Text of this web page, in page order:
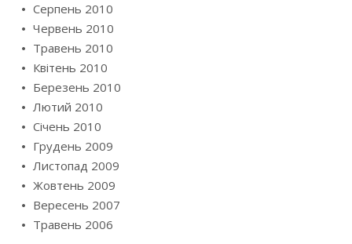
Серпень 2010
Червень 2010
Травень 2010
Квітень 2010
Березень 2010
Лютий 2010
Січень 2010
Грудень 2009
Листопад 2009
Жовтень 2009
Вересень 2007
Травень 2006